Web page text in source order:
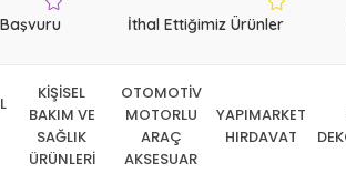
İthal Ettiğimiz Ürünler
KİŞİSEL
BAKIM VE
SAĞLIK
ÜRÜNLERİ
OTOMOTİV
MOTORLU
ARAÇ
AKSESUAR
YAPIMARKET
HIRDAVAT